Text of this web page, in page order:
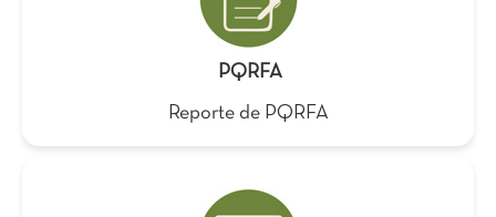
PQRFA
Reporte de PQRFA